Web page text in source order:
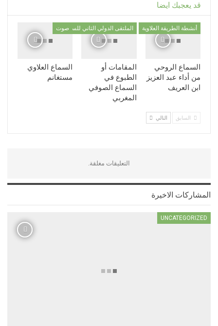
قد يعجبك ايضا
أنشطة الطريقة العلاوية
السماع الروحي
من أداء عبد العزيز
ابن العريف
الملتقى الدولي الثاني للسماع الصوفي
المقامات أو
الطبوع في
السماع الصوفي
المغربي
صوت
السماع العلاوي
مستغانم
السابق التالي
التعليقات مغلقة.
المشاركات الاخيرة
UNCATEGORIZED